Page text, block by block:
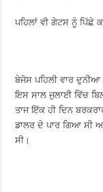
ਪਹਿਲਾਂ ਵੀ ਗੇਟਸ ਨੂੰ ਪਿੱਛੇ
ਬੇਜੋਸ ਪਹਿਲੀ ਵਾਰ
ਇਸ ਸਾਲ ਜੁਲਾਈ ਵਿੱਚ
ਤਾਜ ਇੱਕ ਹੀ ਦਿਨ
ਡਾਲਰ ਦੇ ਪਾਰ ਗਿਆ ਸੀ
ਸੀ।